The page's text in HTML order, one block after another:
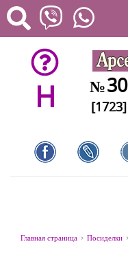
H №30
[1723]
Главная страница Посиделки